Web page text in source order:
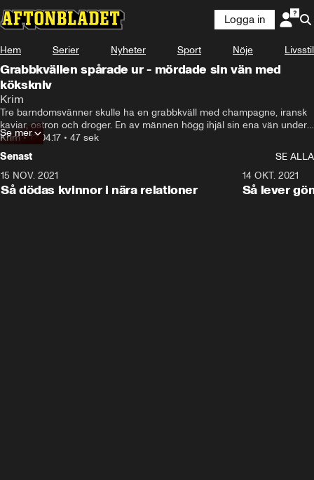
Logga in
Hem Serier Nyheter Sport Nöje Livsstil
Grabbkvällen spårade ur - mördade sin vän med
kökskniv
Krim
Tre barndomsvänner skulle ha en grabbkväll med champagne, iransk
kaviar, ostron och droger. En av männen högg ihjäl sin ena vän under
en psykos, och har nu dömts för mord.
Krim•13.04.17 • 47 sek
Se mer
Senast
SE ALLA
15 NOV. 2021
Så dödas kvinnor i nära relationer
14 OKT. 2021
Så lever